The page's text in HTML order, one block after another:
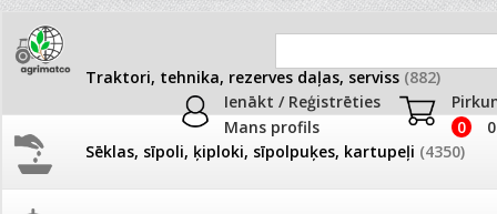
Ienākt / Reģistrēties
Mans profils
0
Traktori, tehnika, rezerves daļas, serviss (882)
Sēklas, sīpoli, ķiploki, sīpolpuķes, kartupeļi (4350)
JAUNUMI AKCIJAS